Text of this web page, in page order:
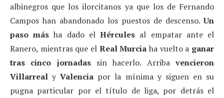
albinegros que los ilorcitanos ya que los de Fernando
Campos han abandonado los puestos de descenso.Un
paso más ha dado elHércules al empatar ante el
Ranero, mientras que el Real Murcia ha vuelto a ganar
tras cinco jornadassin hacerlo. Arribavencieron
Villarreal yValencia por la mínima y siguen en su
pugna particular por el título de liga, por detrás el